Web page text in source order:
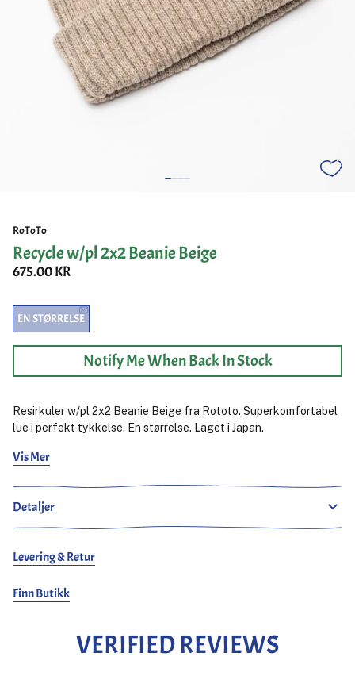
RoToTo
Recycle w/pl 2x2 Beanie Beige
675.00 KR
ÉN STØRRELSE
Notify Me When Back In Stock
Resirkuler w/pl 2x2 Beanie Beige fra Rototo. Superkomfortabel
lue i perfekt tykkelse. En størrelse. Laget i Japan.
50% Ull, 50% Polyester.
Vis Mer
Detaljer
Levering & Retur
Finn Butikk
VERIFIED REVIEWS